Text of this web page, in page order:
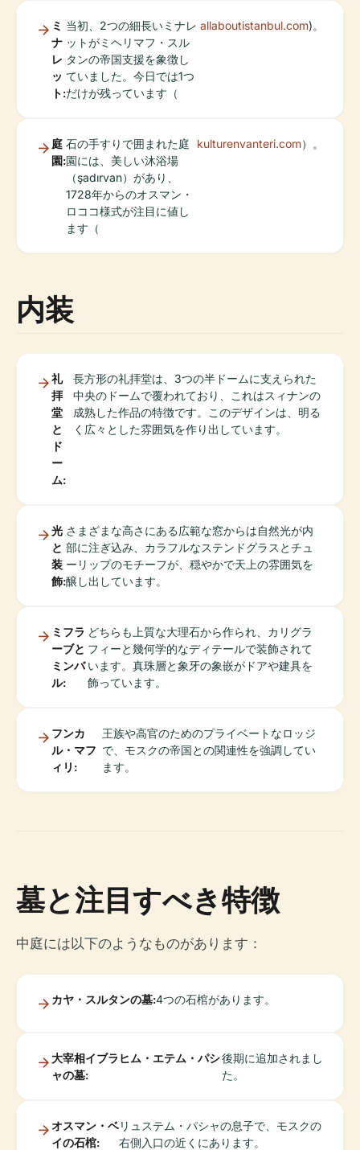
ミ
ナ
レ
ッ
ト:
当初、2つの細長いミナレ
ットがミヘリマフ・スル
タンの帝国支援を象徴し
ていました。今日では1つ
だけが残っています（
allaboutistanbul.com)。
庭
園:
石の手すりで囲まれた庭
園には、美しい沐浴場
（şadırvan）があり、
1728年からのオスマン・
ロココ様式が注目に値し
ます（
kulturenvanteri.com）。
内装
礼
拝
堂
と
ド
ー
ム:
長方形の礼拝堂は、3つの半ドームに支えられた
中央のドームで覆われており、これはスィナンの
成熟した作品の特徴です。このデザインは、明る
く広々とした雰囲気を作り出しています。
光
と
装
飾:
さまざまな高さにある広範な窓からは自然光が内
部に注ぎ込み、カラフルなステンドグラスとチュ
ーリップのモチーフが、穏やかで天上の雰囲気を
醸し出しています。
ミフラ
ーブと
ミンバ
ル:
どちらも上質な大理石から作られ、カリグラ
フィーと幾何学的なディテールで装飾されて
います。真珠層と象牙の象嵌がドアや建具を
飾っています。
フンカ
ル・マフ
ィリ:
王族や高官のためのプライベートなロッジ
で、モスクの帝国との関連性を強調してい
ます。
墓と注目すべき特徴
中庭には以下のようなものがあります：
カヤ・スルタンの墓:4つの石棺があります。
大宰相イブラヒム・エテム・パシ
ャの墓:
後期に追加されまし
た。
オスマン・ベ
イの石棺:
リュステム・パシャの息子で、モスクの
右側入口の近くにあります。